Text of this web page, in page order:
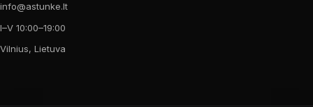
info@astunke.lt
I–V 10:00–19:00
Vilnius, Lietuva